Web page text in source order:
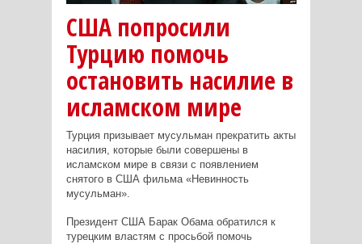
США попросили
Турцию помочь
остановить насилие в
исламском мире
Турция призывает мусульман прекратить акты
насилия, которые были совершены в
исламском мире в связи с появлением
снятого в США фильма «Невинность
мусульман».
Президент США Барак Обама обратился к
турецким властям с просьбой помочь